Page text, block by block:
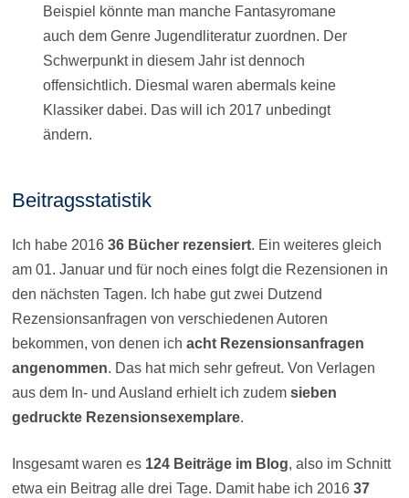
Beispiel könnte man manche Fantasyromane
auch dem Genre Jugendliteratur zuordnen. Der
Schwerpunkt in diesem Jahr ist dennoch
offensichtlich. Diesmal waren abermals keine
Klassiker dabei. Das will ich 2017 unbedingt
ändern.
Beitragsstatistik
Ich habe 2016 36 Bücher rezensiert. Ein weiteres gleich
am 01. Januar und für noch eines folgt die Rezensionen in
den nächsten Tagen. Ich habe gut zwei Dutzend
Rezensionsanfragen von verschiedenen Autoren
bekommen, von denen ich acht Rezensionsanfragen
angenommen. Das hat mich sehr gefreut. Von Verlagen
aus dem In- und Ausland erhielt ich zudem sieben
gedruckte Rezensionsexemplare.
Insgesamt waren es 124 Beiträge im Blog, also im Schnitt
etwa ein Beitrag alle drei Tage. Damit habe ich 2016 37